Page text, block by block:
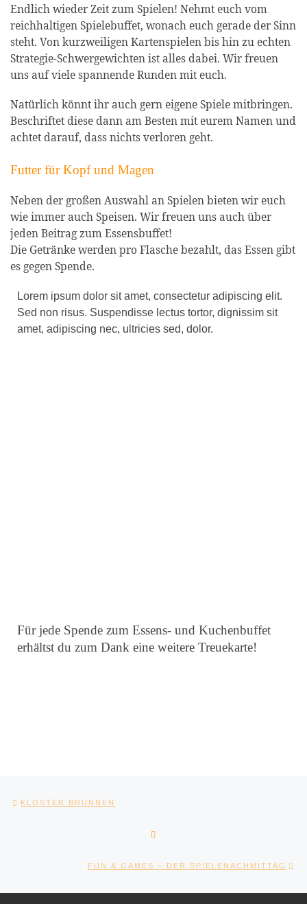
Endlich wieder Zeit zum Spielen! Nehmt euch vom
reichhaltigen Spielebuffet, wonach euch gerade der Sinn
steht. Von kurzweiligen Kartenspielen bis hin zu echten
Strategie-Schwergewichten ist alles dabei. Wir freuen
uns auf viele spannende Runden mit euch.
Natürlich könnt ihr auch gern eigene Spiele mitbringen.
Beschriftet diese dann am Besten mit eurem Namen und
achtet darauf, dass nichts verloren geht.
Futter für Kopf und Magen
Neben der großen Auswahl an Spielen bieten wir euch
wie immer auch Speisen. Wir freuen uns auch über
jeden Beitrag zum Essensbuffet!
Die Getränke werden pro Flasche bezahlt, das Essen gibt
es gegen Spende.
Lorem ipsum dolor sit amet, consectetur adipiscing elit.
Sed non risus. Suspendisse lectus tortor, dignissim sit
amet, adipiscing nec, ultricies sed, dolor.
Für jede Spende zum Essens- und Kuchenbuffet
erhältst du zum Dank eine weitere Treuekarte!
KLOSTER BRUNNEN
FUN & GAMES – DER SPIELENACHMITTAG